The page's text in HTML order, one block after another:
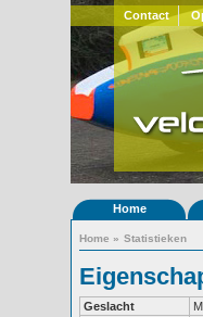
Contact
Home
Home » Statistieken
Geslacht
M